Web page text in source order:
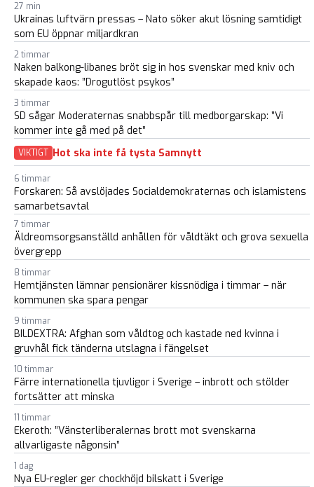
27 min
Ukrainas luftvärn pressas – Nato söker akut lösning samtidigt
som EU öppnar miljardkran
2 timmar
Naken balkong-libanes bröt sig in hos svenskar med kniv och
skapade kaos: ”Drogutlöst psykos”
3 timmar
SD sågar Moderaternas snabbspår till medborgarskap: ”Vi
kommer inte gå med på det”
VIKTIGT Hot ska inte få tysta Samnytt
6 timmar
Forskaren: Så avslöjades Socialdemokraternas och islamistens
samarbetsavtal
7 timmar
Äldreomsorgsanställd anhållen för våldtäkt och grova sexuella
övergrepp
8 timmar
Hemtjänsten lämnar pensionärer kissnödiga i timmar – när
kommunen ska spara pengar
9 timmar
BILDEXTRA: Afghan som våldtog och kastade ned kvinna i
gruvhål fick tänderna utslagna i fängelset
10 timmar
Färre internationella tjuvligor i Sverige – inbrott och stölder
fortsätter att minska
11 timmar
Ekeroth: ”Vänsterliberalernas brott mot svenskarna
allvarligaste någonsin”
1 dag
Nya EU-regler ger chockhöjd bilskatt i Sverige